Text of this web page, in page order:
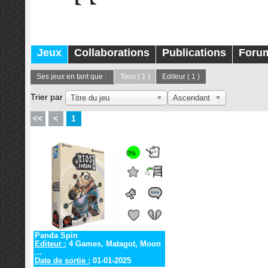
Jeux Collaborations Publications
Ses jeux en tant que : Tous( 1 ) Editeur( 1 )
Trier par Titre du jeu Ascendant
<< < 1
0%
Panda Spin
Editeur : 4 Games, Matagot, Moon
...
Date de sortie : 01-01-2025